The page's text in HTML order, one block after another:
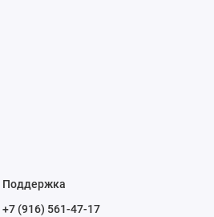
Поддержка
+7 (916) 561-47-17